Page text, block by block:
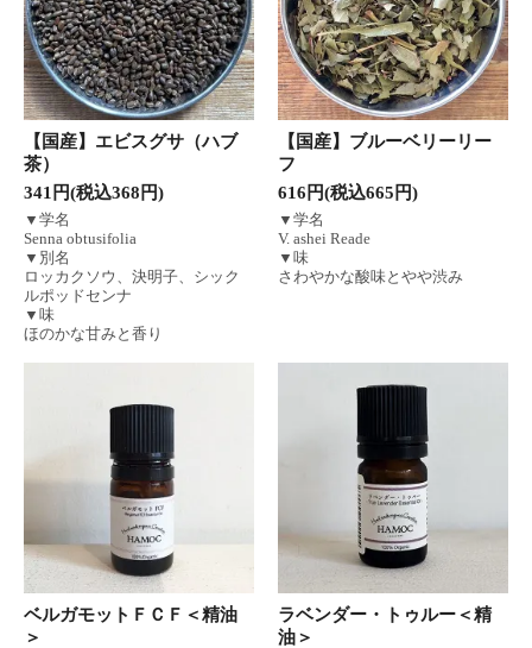
【国産】エビスグサ（ハブ
茶）
341円(税込368円)
▼学名
Senna obtusifolia
▼別名
ロッカクソウ、決明子、シック
ルポッドセンナ
▼味
ほのかな甘みと香り
【国産】ブルーベリーリー
フ
616円(税込665円)
▼学名
V. ashei Reade
▼味
さわやかな酸味とやや渋み
ベルガモットＦＣＦ＜精油
＞
ラベンダー・トゥルー＜精
油＞